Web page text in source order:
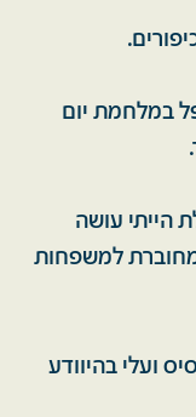
לניר, שנפל במלחמת יום
הייתי עושה
מחוברת למשפחות
ועלי בהיוודע